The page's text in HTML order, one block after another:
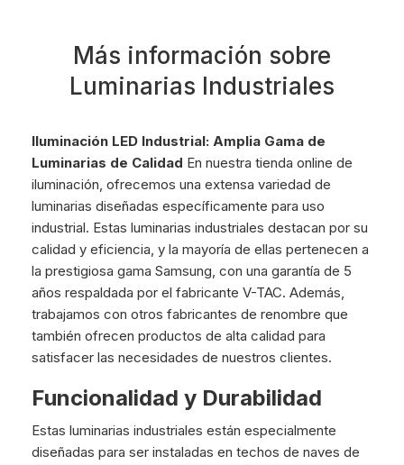
Más información sobre
Luminarias Industriales
Iluminación LED Industrial: Amplia Gama de
Luminarias de Calidad En nuestra tienda online de
iluminación, ofrecemos una extensa variedad de
luminarias diseñadas específicamente para uso
industrial. Estas luminarias industriales destacan por su
calidad y eficiencia, y la mayoría de ellas pertenecen a
la prestigiosa gama Samsung, con una garantía de 5
años respaldada por el fabricante V-TAC. Además,
trabajamos con otros fabricantes de renombre que
también ofrecen productos de alta calidad para
satisfacer las necesidades de nuestros clientes.
Funcionalidad y Durabilidad
Estas luminarias industriales están especialmente
diseñadas para ser instaladas en techos de naves de